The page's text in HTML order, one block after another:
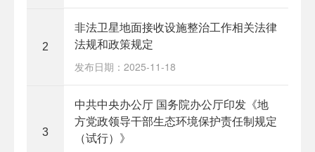
2
非法卫星地面接收设施整治工作相关法律
法规和政策规定
发布日期：2025-11-18
3
中共中央办公厅 国务院办公厅印发《地
方党政领导干部生态环境保护责任制规定
（试行）》